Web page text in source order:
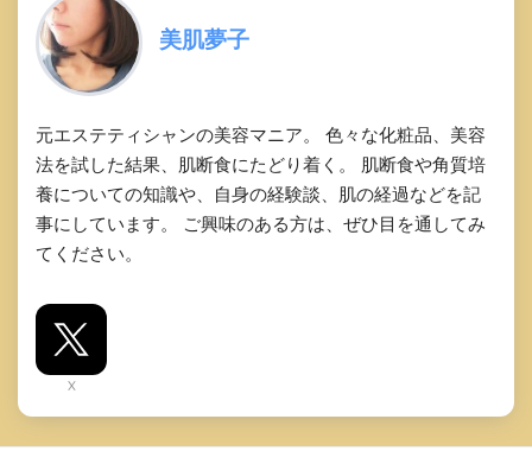
美肌夢子
元エステティシャンの美容マニア。 色々な化粧品、美容
法を試した結果、肌断食にたどり着く。 肌断食や角質培
養についての知識や、自身の経験談、肌の経過などを記
事にしています。 ご興味のある方は、ぜひ目を通してみ
てください。
X